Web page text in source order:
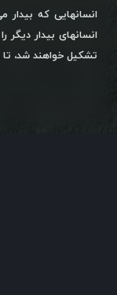
انسانهایی که بیدار
انسانهای بیدار
تشکیل خواهند شد، تا